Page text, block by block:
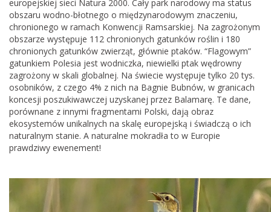
europejskiej sieci Natura 2000. Cały park narodowy ma status
obszaru wodno-błotnego o międzynarodowym znaczeniu,
chronionego w ramach Konwencji Ramsarskiej. Na zagrożonym
obszarze występuje 112 chronionych gatunków roślin i 180
chronionych gatunków zwierząt, głównie ptaków. “Flagowym”
gatunkiem Polesia jest wodniczka, niewielki ptak wędrowny
zagrożony w skali globalnej. Na świecie występuje tylko 20 tys.
osobników, z czego 4% z nich na Bagnie Bubnów, w granicach
koncesji poszukiwawczej uzyskanej przez Balamarę. Te dane,
porównane z innymi fragmentami Polski, dają obraz
ekosystemów unikalnych na skalę europejską i świadczą o ich
naturalnym stanie. A naturalne mokradła to w Europie
prawdziwy ewenement!